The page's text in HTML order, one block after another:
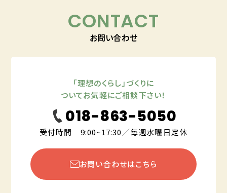
CONTACT
お問い合わせ
「理想のくらし」づくりに
ついてお気軽にご相談下さい！
018-863-5050
受付時間 9:00~17:30／毎週水曜日定休
お問い合わせはこちら